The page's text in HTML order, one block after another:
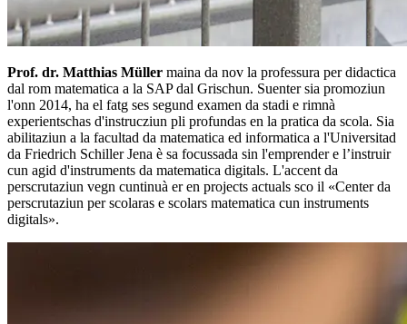
Prof. dr. Matthias Müller maina da nov la professura per didactica
dal rom matematica a la SAP dal Grischun. Suenter sia promoziun
l'onn 2014, ha el fatg ses segund examen da stadi e rimnà
experientschas d'instrucziun pli profundas en la pratica da scola. Sia
abilitaziun a la facultad da matematica ed informatica a l'Universitad
da Friedrich Schiller Jena è sa focussada sin l'emprender e l’instruir
cun agid d'instruments da matematica digitals. L'accent da
perscrutaziun vegn cuntinuà er en projects actuals sco il «Center da
perscrutaziun per scolaras e scolars matematica cun instruments
digitals».